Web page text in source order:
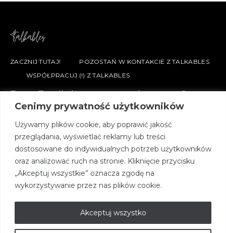
Cenimy prywatność użytkowników
Używamy plików cookie, aby poprawić jakość
przeglądania, wyświetlać reklamy lub treści
dostosowane do indywidualnych potrzeb użytkowników
oraz analizować ruch na stronie. Kliknięcie przycisku
„Akceptuj wszystkie” oznacza zgodę na
wykorzystywanie przez nas plików cookie.
Akceptuj wszystko
ZACZNIJ TUTAJ!
POZOSTAŃ W KONTAKCIE Z TALKABLES
WSPÓŁPRACUJ (!) Z TALKABLES
Every Family has a story, welcome to Ours.
Dołącz do nas.
Zapisz się do naszego Newslettera.